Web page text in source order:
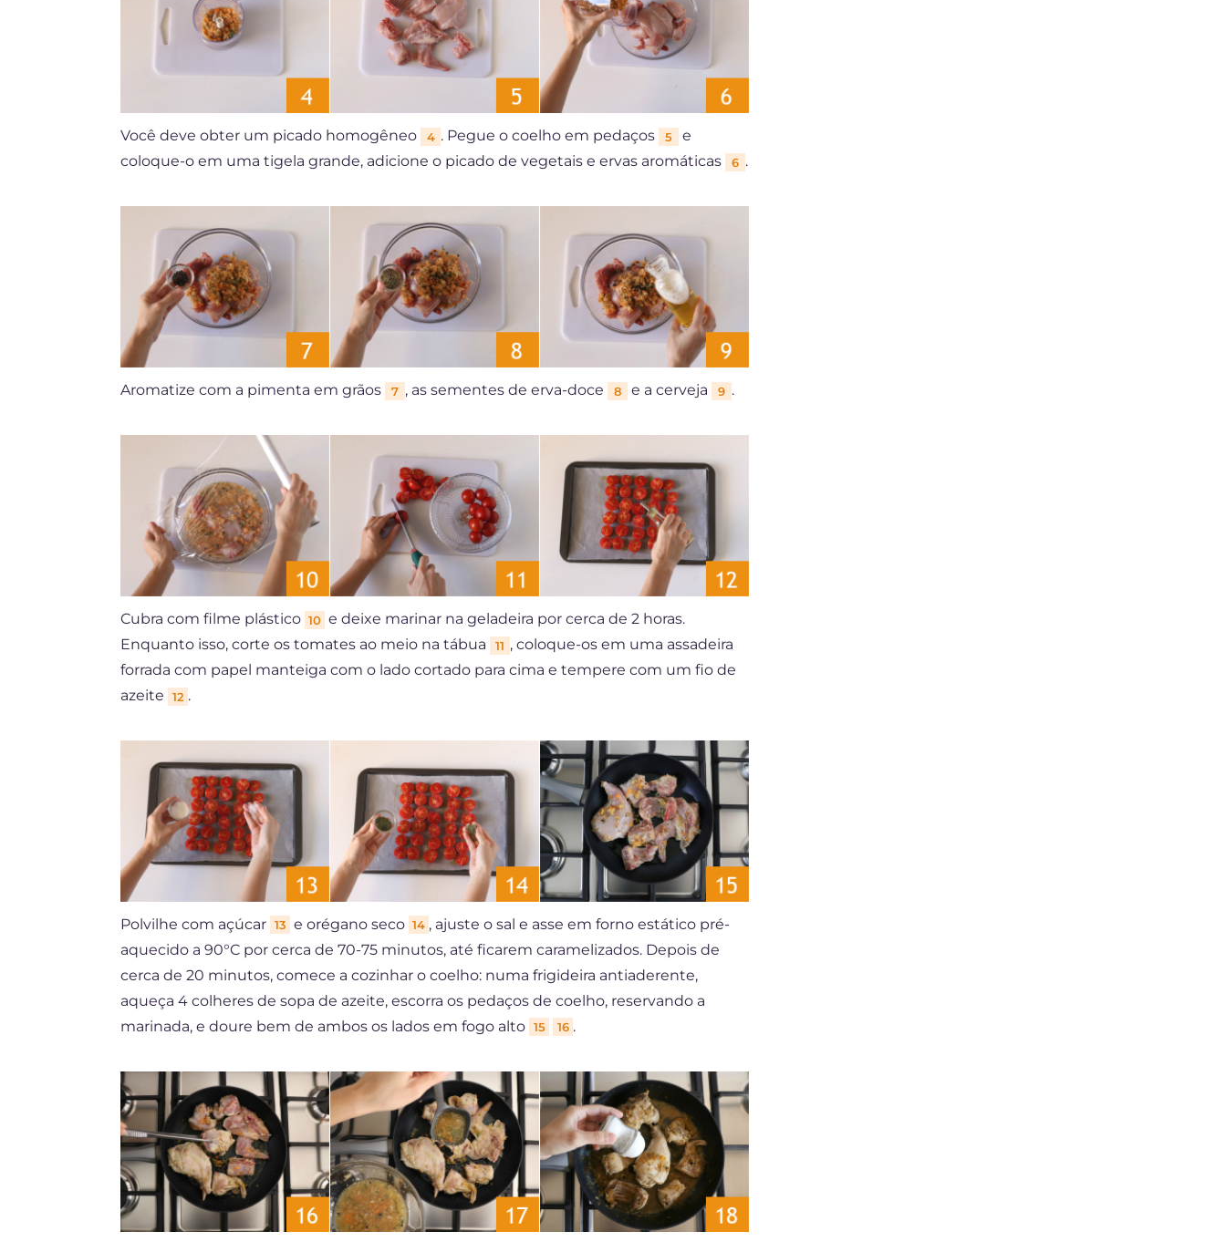
Você deve obter um picado homogêneo 4 . Pegue o coelho em pedaços 5
e
coloque-o em uma tigela grande, adicione o picado de vegetais e ervas aromáticas
6 .
Aromatize com a pimenta em grãos 7 , as sementes de erva-doce 8 e a cerveja 9 .
Cubra com filme plástico 10 e deixe marinar na geladeira por cerca de 2 horas.
Enquanto isso, corte os tomates ao meio na tábua
11 , coloque-os em uma assadeira
forrada com papel manteiga com o lado cortado para cima e tempere com um fio de
azeite
12 .
Polvilhe com açúcar 13 e orégano seco 14 , ajuste o sal e asse em forno estático pré-
aquecido a 90°C por cerca de 70-75 minutos, até ficarem caramelizados. Depois de
cerca de 20 minutos, comece a cozinhar o coelho: numa frigideira antiaderente,
aqueça 4 colheres de sopa de azeite, escorra os pedaços de coelho, reservando a
marinada, e doure bem de ambos os lados em fogo alto 15 16 .